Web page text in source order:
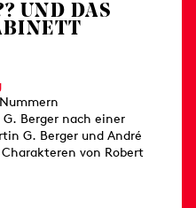
UND DAS
Berger nach einer
G. Berger und André
von Robert